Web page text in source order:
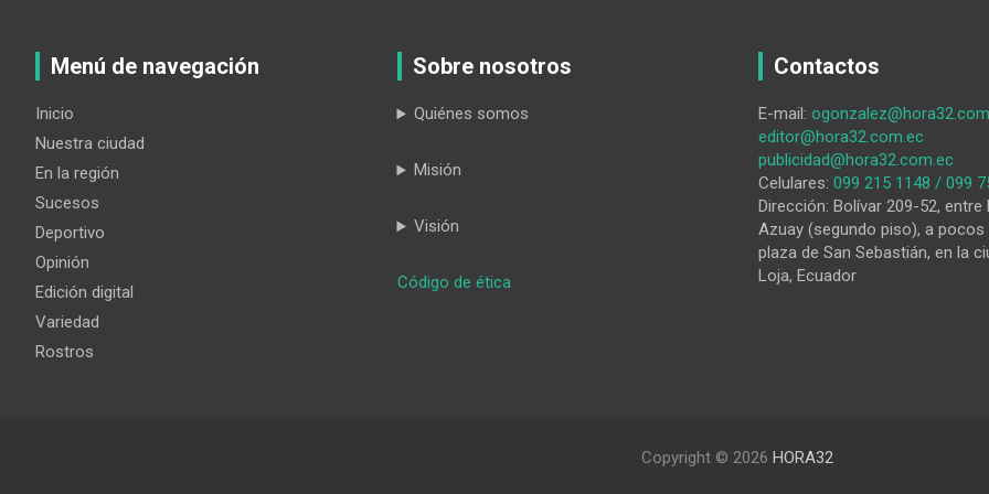
Menú de navegación
Inicio
Nuestra ciudad
En la región
Sucesos
Deportivo
Opinión
Edición digital
Variedad
Rostros
Sobre nosotros
Quiénes somos
Misión
Visión
Código de ética:
Contactos
E-mail:
editor@hora32.com.ec
publicidad@hora32.com.ec
Celulares: 099 215 1148 / 099
Dirección: Bolívar 209-52, entre
Azuay (segundo piso), a
plaza de San Sebastián, en la
Loja, Ecuador
Copyright © 2026 HORA32